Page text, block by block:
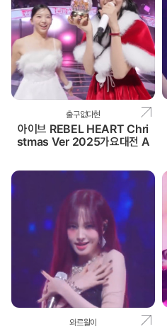
출구없다현
아이브 REBEL HEART Chri
stmas Ver 2025가요대전 A
와르왈이